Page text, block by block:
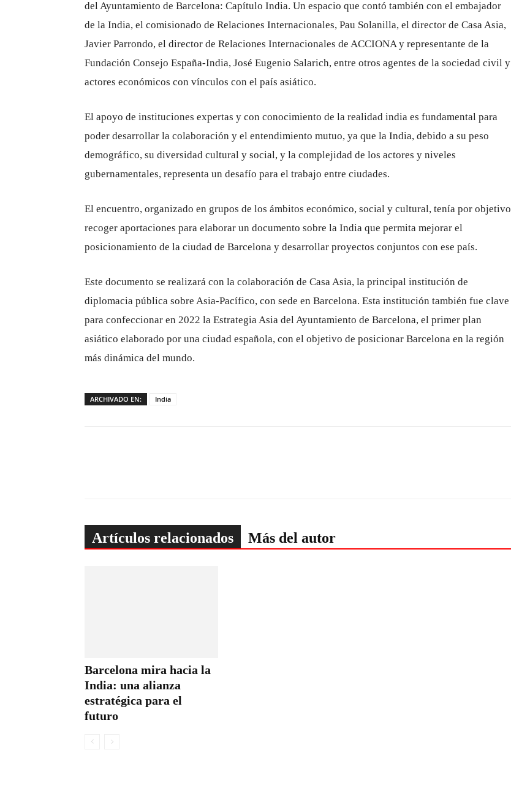
del Ayuntamiento de Barcelona: Capítulo India. Un espacio que contó también con el embajador
de la India, el comisionado de Relaciones Internacionales, Pau Solanilla, el director de Casa Asia,
Javier Parrondo, el director de Relaciones Internacionales de ACCIONA y representante de la
Fundación Consejo España-India, José Eugenio Salarich, entre otros agentes de la sociedad civil y
actores económicos con vínculos con el país asiático.
El apoyo de instituciones expertas y con conocimiento de la realidad india es fundamental para
poder desarrollar la colaboración y el entendimiento mutuo, ya que la India, debido a su peso
demográfico, su diversidad cultural y social, y la complejidad de los actores y niveles
gubernamentales, representa un desafío para el trabajo entre ciudades.
El encuentro, organizado en grupos de los ámbitos económico, social y cultural, tenía por objetivo
recoger aportaciones para elaborar un documento sobre la India que permita mejorar el
posicionamiento de la ciudad de Barcelona y desarrollar proyectos conjuntos con ese país.
Este documento se realizará con la colaboración de Casa Asia, la principal institución de
diplomacia pública sobre Asia-Pacífico, con sede en Barcelona. Esta institución también fue clave
para confeccionar en 2022 la Estrategia Asia del Ayuntamiento de Barcelona, ​​el primer plan
asiático elaborado por una ciudad española, con el objetivo de posicionar Barcelona en la región
más dinámica del mundo.
ARCHIVADO EN: India
Artículos relacionados Más del autor
Barcelona mira hacia la
India: una alianza
estratégica para el
futuro